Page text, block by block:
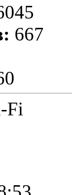
667
Fi